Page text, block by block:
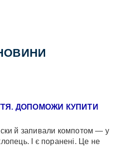
ДОПОМОЖИ КУПИТИ
й запивали компотом — у
І є поранені. Це не